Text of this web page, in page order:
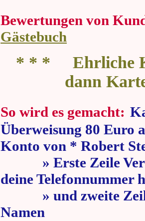
Bewertungen von
Gästebuch
* * * Ehrliche
dann
So wird es gemacht:
Überweisung 80 Euro
Konto von * Robert
» Erste Zeile
deine Telefonnummer
» und zweite Zeile
Namen